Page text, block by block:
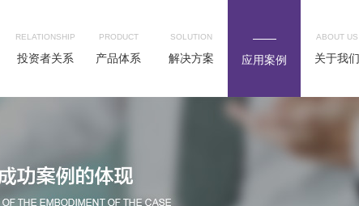
RELATIONSHIP
投资者关系
PRODUCT
产品体系
SOLUTION
解决方案 应用案例
ABOUT US
关于我们